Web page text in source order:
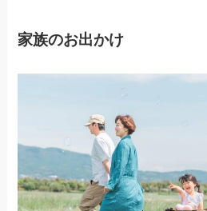
家族のお出かけ